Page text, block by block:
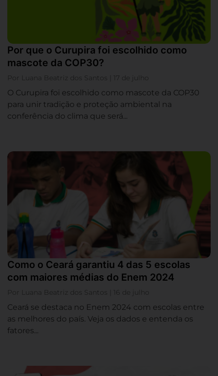
Por que o Curupira foi escolhido como
mascote da COP30?
Por Luana Beatriz dos Santos | 17 de julho
O Curupira foi escolhido como mascote da COP30
para unir tradição e proteção ambiental na
conferência do clima que será...
Como o Ceará garantiu 4 das 5 escolas
com maiores médias do Enem 2024
Por Luana Beatriz dos Santos | 16 de julho
Ceará se destaca no Enem 2024 com escolas entre
as melhores do país. Veja os dados e entenda os
fatores...